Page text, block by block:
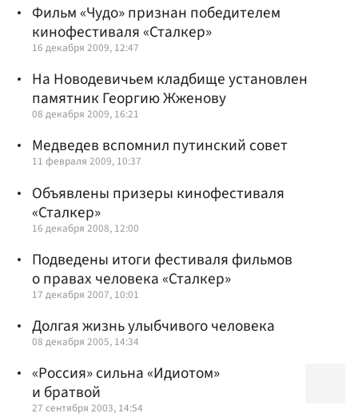
Фильм «Чудо» признан победителем
кинофестиваля «Сталкер»
16 декабря 2009, 12:47
На Новодевичьем кладбище установлен
памятник Георгию Жженову
08 декабря 2009, 16:21
Медведев вспомнил путинский совет
11 февраля 2009, 10:37
Объявлены призеры кинофестиваля
«Сталкер»
16 декабря 2008, 12:00
Подведены итоги фестиваля фильмов
о правах человека «Сталкер»
17 декабря 2007, 10:01
Долгая жизнь улыбчивого человека
08 декабря 2005, 14:34
«Россия» сильна «Идиотом»
и братвой
27 сентября 2003, 14:54